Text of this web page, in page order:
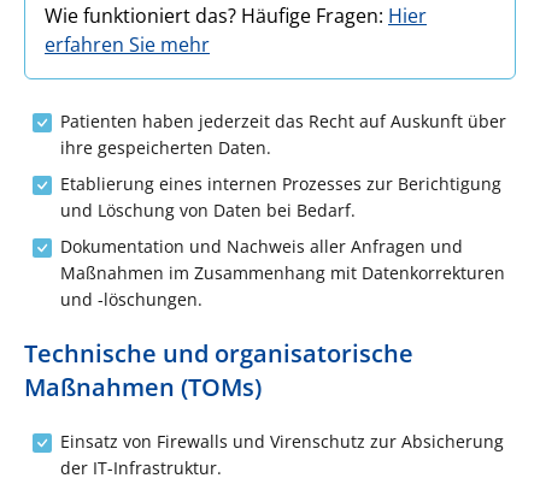
Wie funktioniert das? Häufige Fragen: Hier
erfahren Sie mehr
Patienten haben jederzeit das Recht auf Auskunft über
ihre gespeicherten Daten.
Etablierung eines internen Prozesses zur Berichtigung
und Löschung von Daten bei Bedarf.
Dokumentation und Nachweis aller Anfragen und
Maßnahmen im Zusammenhang mit Datenkorrekturen
und -löschungen.
Technische und organisatorische
Maßnahmen (TOMs)
Einsatz von Firewalls und Virenschutz zur Absicherung
der IT-Infrastruktur.